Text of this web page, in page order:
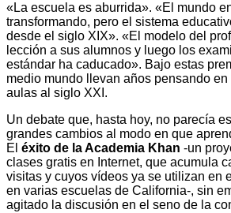
«La escuela es aburrida». «El mundo
transformando, pero el sistema
desde el siglo XIX». «El modelo del
lección a sus alumnos y luego los
estándar ha caducado». Bajo estas
medio mundo llevan años pensando
aulas al siglo XXI.
Un debate que, hasta hoy, no parecía
grandes cambios al modo en que
El éxito de la Academia Khan -un
clases gratis en Internet, que acumula
visitas y cuyos vídeos ya se utilizan en
en varias escuelas de California-, sin
agitado la discusión en el seno de la